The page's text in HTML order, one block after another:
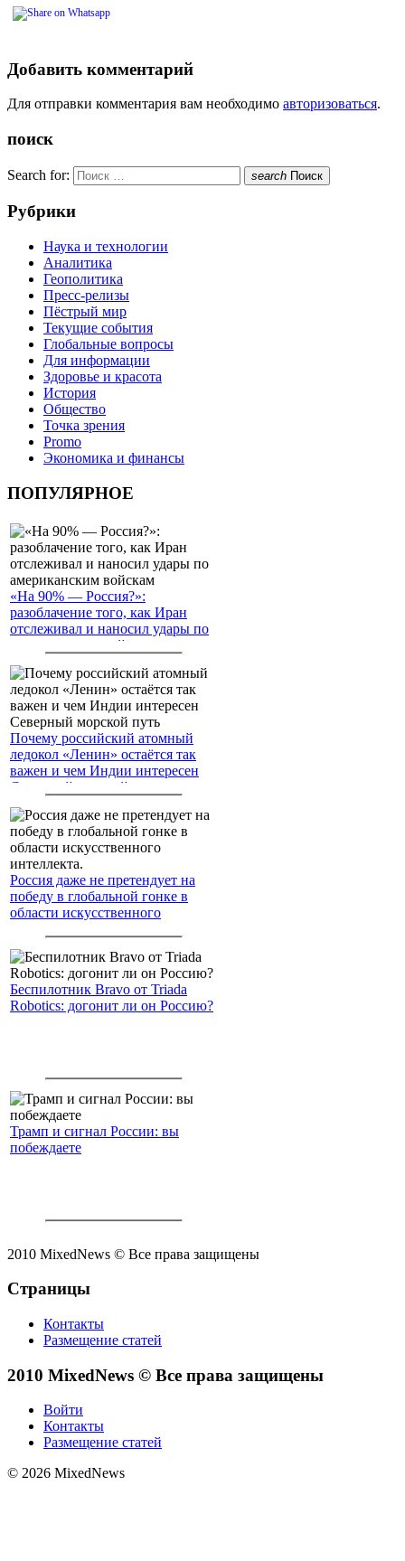
Добавить комментарий
Для отправки комментария вам необходимо авторизоваться.
поиск
Search for: search Поиск
Рубрики
Наука и технологии
Аналитика
Геополитика
Пресс-релизы
Пёстрый мир
Текущие события
Глобальные вопросы
Для информации
Здоровье и красота
История
Общество
Точка зрения
Promo
Экономика и финансы
ПОПУЛЯРНОЕ
«На 90% — Россия?»:
разоблачение того, как Иран
отслеживал и наносил удары по
американским войскам
Почему российский атомный
ледокол «Ленин» остаётся так
важен и чем Индии интересен
Северный морской путь
Россия даже не претендует на
победу в глобальной гонке в
области искусственного
Беспилотник Bravo от Triada
Robotics: догонит ли он Россию?
Трамп и сигнал России: вы
побеждаете
2010 MixedNews © Все права защищены
Страницы
Контакты
Размещение статей
2010 MixedNews © Все права защищены
Войти
Контакты
Размещение статей
© 2026 MixedNews